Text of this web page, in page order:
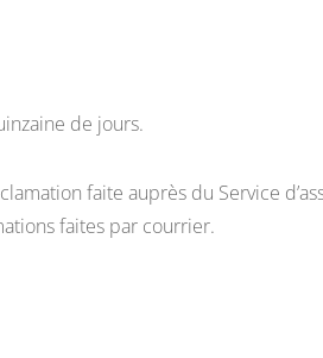
de jours.
faite auprès du Service
faites par courrier.